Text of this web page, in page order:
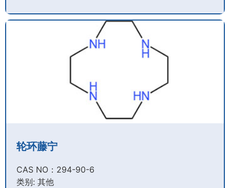
轮环藤宁
CAS NO：294-90-6​
类别: 其他